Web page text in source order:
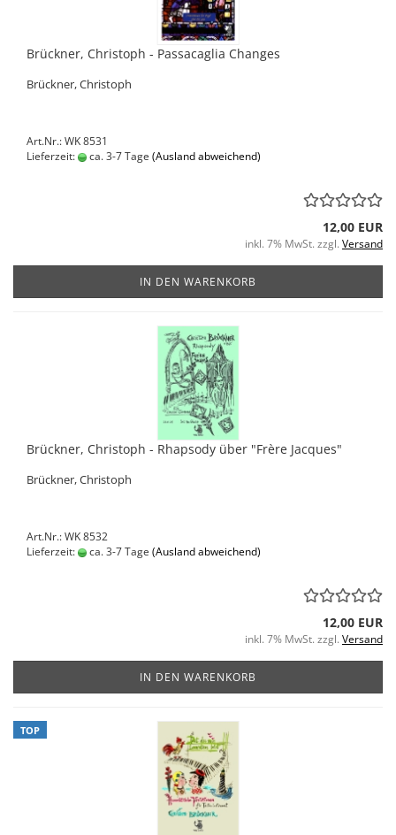
Brückner, Christoph - Passacaglia Changes
Brückner, Christoph
Art.Nr.: WK 8531
Lieferzeit:
ca. 3-7 Tage (Ausland abweichend)
12,00 EUR
inkl. 7% MwSt. zzgl. Versand
IN DEN WARENKORB
Brückner, Christoph - Rhapsody über "Frère Jacques"
Brückner, Christoph
Art.Nr.: WK 8532
Lieferzeit:
ca. 3-7 Tage (Ausland abweichend)
12,00 EUR
inkl. 7% MwSt. zzgl. Versand
IN DEN WARENKORB
TOP